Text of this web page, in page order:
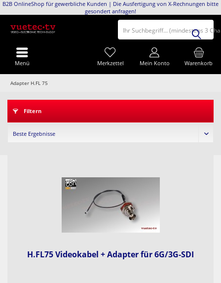
B2B OnlineShop für gewerbliche Kunden | Die Ausfertigung von X-Rechnungen bitte
gesondert anfragen!
Ihr Suchbegriff... (mindestens 3
Warenkorb
Merkzettel Mein Konto
Menü
Adapter H.FL 75
Filtern
H.FL75 Videokabel + Adapter für 6G/3G-SDI